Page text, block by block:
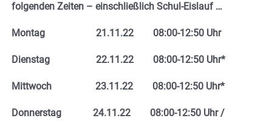
folgenden Zeiten – einschließlich Schul-Eislauf …
Montag 21.11.22 08:00-12:50 Uhr
Dienstag 22.11.22 08:00-12:50 Uhr*
Mittwoch 23.11.22 08:00-12:50 Uhr*
Donnerstag 24.11.22 08:00-12:50 Uhr /